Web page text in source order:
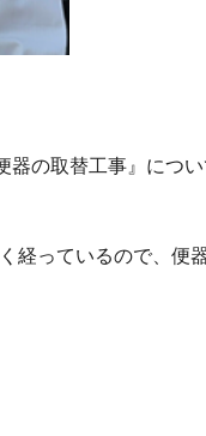
の取替工事』につい
経っているので、便